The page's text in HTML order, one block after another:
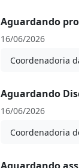
Aguardando
16/06/2026
Coordenadoria
Aguardando
16/06/2026
Coordenadoria